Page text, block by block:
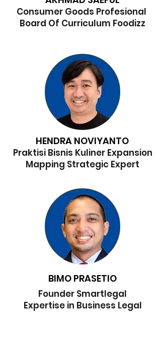
Consumer Goods Profesional
Board Of Curriculum Foodizz
HENDRA NOVIYANTO
Praktisi Bisnis Kuliner Expansion
Mapping Strategic Expert
BIMO PRASETIO
Founder Smartlegal
Expertise in Business Legal